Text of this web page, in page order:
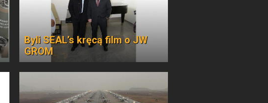
Byli SEAL’s kręcą film o JW
GROM